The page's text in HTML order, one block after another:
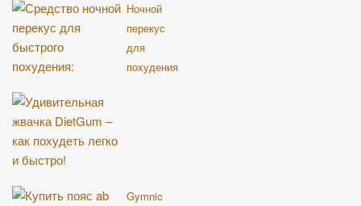
Ночной
перекус
для
похудения
Snack
как похудеть легко и быстро!
Gymnic